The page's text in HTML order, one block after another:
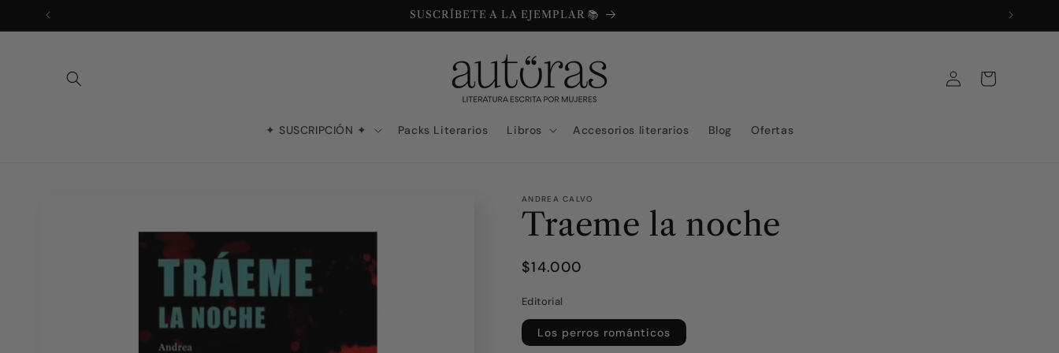
directamente
al contenido
SUSCRÍBETE A LA EJEMPLAR 📚
✦ SUSCRIPCIÓN ✦ Packs Literarios Libros Accesorios literarios Blog Ofertas
Iniciar
sesión
Carrito
ANDREA CALVO
Traeme la noche
Precio
$14.000
Editorial
Los perros románticos